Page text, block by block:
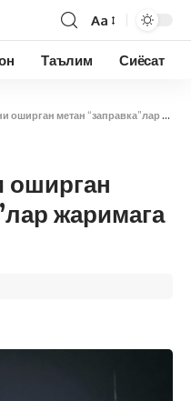
Aa
Таълим Сиёсат
метан “заправка”лар жаримага тортилди
оширган
жаримага